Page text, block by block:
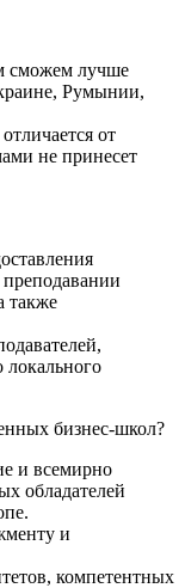
сможем лучше
Румынии,
от
не принесет
также
бизнес-школ?
и всемирно
обладателей
и
компетентных